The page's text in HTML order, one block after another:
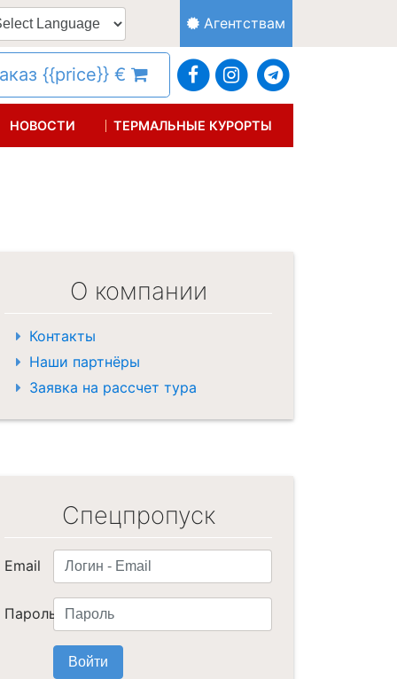
Агентствам
{{price}} €
НОВОСТИ ТЕРМАЛЬНЫЕ КУРОРТЫ
О компании
Контакты
Наши партнёры
Заявка на рассчет тура
Спецпропуск
Email
Пароль